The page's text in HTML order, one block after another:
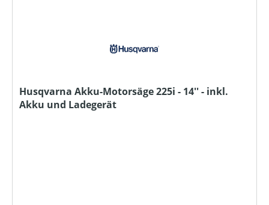
Husqvarna Akku-Motorsäge 225i - 14'' - inkl.
Akku und Ladegerät